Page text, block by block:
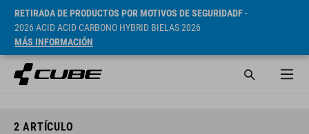
RETIRADA DE PRODUCTOS POR MOTIVOS DE SEGURIDADF-
2026 ACID ACID CARBONO HYBRID BIELAS 2026
MÁS INFORMACIÓN
2 ARTÍCULO